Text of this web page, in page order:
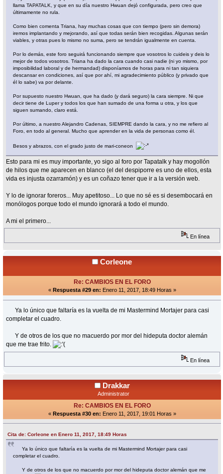
llama TAPATALK, y que en su día nuestro Hwuan dejó configurada, pero creo que
últimamente no rula.
Como bien comenta Triana, hay muchas cosas que con tiempo (pero sin demora)
iremos implantando y mejorando, así que todas serán bien recogidas. Algunas serán
viables, y otras pues lo mismo no suma, pero se tendrán igualmente en cuenta.
Por lo demás, este foro seguirá funcionando siempre que vosotros lo cuideis y deis lo
mejor de todos vosotros. Triana ha dado la cara cuando casi nadie (ni yo mismo, por
imposibilidad laboral y de hermandad) disponíamos de horas para ni tan siquiera
descansar en condiciones, así que por ahí, mi agradecimiento público (y privado que
él lo sabe) va por delante.
Por supuesto nuestro Hwuan, que ha dado (y dará seguro) la cara siempre. Ni que
decir tiene de Luper y todos los que han sumado de una forma u otra, y los que
siguen sumando, claro está.
Por último, a nuestro Alejandro Cadenas, SIEMPRE dando la cara, y no me refiero al
Foro, en todo al general. Mucho que aprender en la vida de personas como él.
Besos y abrazos, con el grado justo de mari-coneon
Esto para mi es muy importante, yo sigo al foro por Tapatalk y hay mogollón
de hilos que me aparecen en blanco (el del despiporre es uno de ellos, esta
vida es injusta ozarramón) y es un coñazo tener que ir a la versión web.
Y lo de ignorar foreros... Muy apetitoso... Lo que no sé es si desembocará en
monólogos porque todo el mundo ignorará a todo el mundo.
A mi el primero...
En línea
Corleone
Re: CAMBIOS EN EL FORO
« Respuesta #29 en: Enero 11, 2017, 18:49 Horas »
Ya lo único que faltaría es la vuelta de mi Mastermind Mortajer para casi
completar el cuadro.
Y de otros de los que no macuerdo por mor del hideputa doctor alemán
que me trae frito.
En línea
Drakkar
Administrator
Re: CAMBIOS EN EL FORO
« Respuesta #30 en: Enero 11, 2017, 19:01 Horas »
Cita de: Corleone en Enero 11, 2017, 18:49 Horas
Ya lo único que faltaría es la vuelta de mi Mastermind Mortajer para casi
completar el cuadro.
Y de otros de los que no macuerdo por mor del hideputa doctor alemán que me